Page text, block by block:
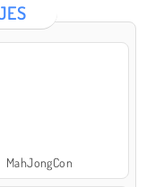
MahJongCon